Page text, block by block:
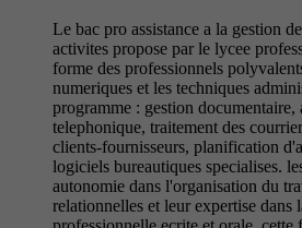
Le bac pro assistance a la gestion
activites propose par le lycee
forme des professionnels
numeriques et les techniques
programme : gestion documentaire,
telephonique, traitement des
clients-fournisseurs, planification
logiciels bureautiques specialises.
autonomie dans l'organisation du
relationnelles et leur expertise dans